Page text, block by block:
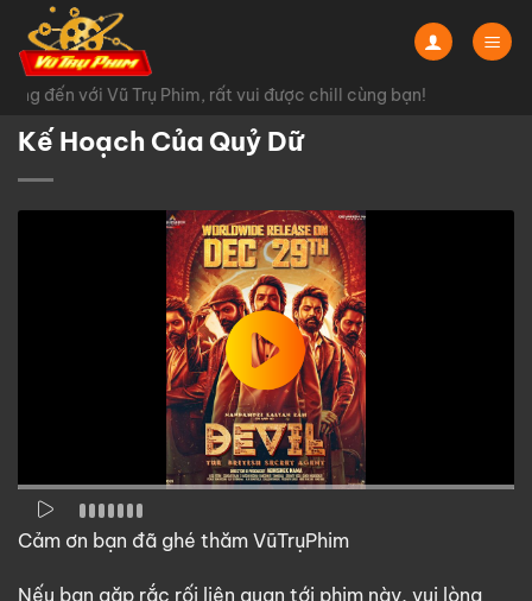
Chuyển
đến
nội
dungđến với Vũ Trụ Phim, rất vui được chill cùng bạn!
Kế Hoạch Của Quỷ Dữ
Cảm ơn bạn đã ghé thăm VũTrụPhim
Nếu bạn gặp rắc rối liên quan tới phim này, vui lòng